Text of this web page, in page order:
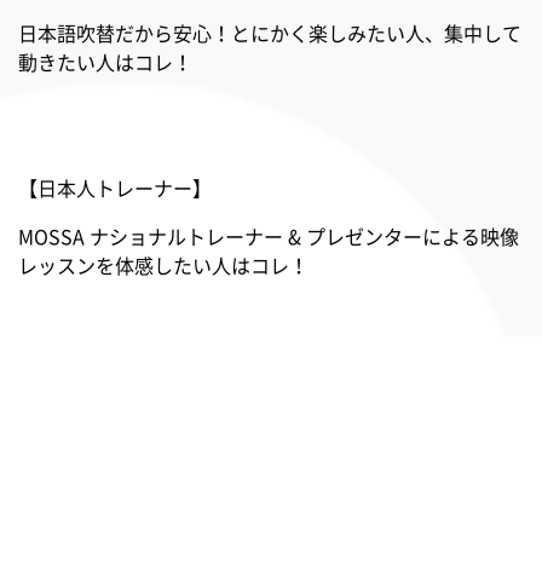
日本語吹替だから安心！とにかく楽しみたい人、集中して
動きたい人はコレ！
【日本人トレーナー】
MOSSA ナショナルトレーナー & プレゼンターによる映像
レッスンを体感したい人はコレ！